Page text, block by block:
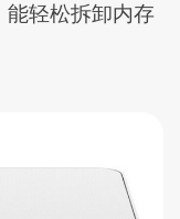
轻松拆卸内存